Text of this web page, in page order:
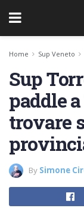
Home Sup Veneto
Sup
paddle
trovare
By Simone